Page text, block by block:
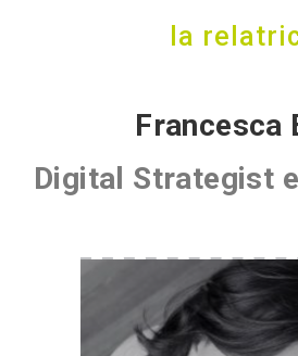
la
Francesca
Digital Strategist